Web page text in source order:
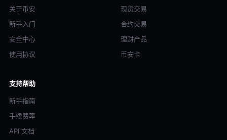
关于币安
新手入门
安全中心
使用协议
现货交易
合约交易
理财产品
币安卡
支持帮助
新手指南
手续费率
API 文档